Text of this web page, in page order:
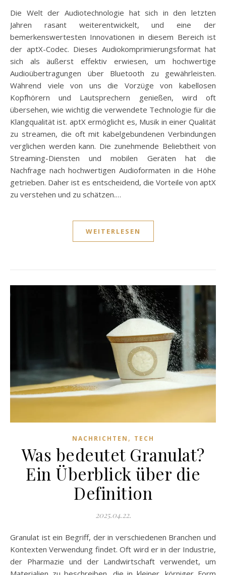
Die Welt der Audiotechnologie hat sich in den letzten
Jahren rasant weiterentwickelt, und eine der
bemerkenswertesten Innovationen in diesem Bereich ist
der aptX-Codec. Dieses Audiokomprimierungsformat hat
sich als äußerst effektiv erwiesen, um hochwertige
Audioübertragungen über Bluetooth zu gewährleisten.
Während viele von uns die Vorzüge von kabellosen
Kopfhörern und Lautsprechern genießen, wird oft
übersehen, wie wichtig die verwendete Technologie für die
Klangqualität ist. aptX ermöglicht es, Musik in einer Qualität
zu streamen, die oft mit kabelgebundenen Verbindungen
verglichen werden kann. Die zunehmende Beliebtheit von
Streaming-Diensten und mobilen Geräten hat die
Nachfrage nach hochwertigen Audioformaten in die Höhe
getrieben. Daher ist es entscheidend, die Vorteile von aptX
zu verstehen und zu schätzen.…
WEITERLESEN
NACHRICHTEN , TECH
Was bedeutet Granulat?
Ein Überblick über die
Definition
2025.04.22.
Granulat ist ein Begriff, der in verschiedenen Branchen und
Kontexten Verwendung findet. Oft wird er in der Industrie,
der Pharmazie und der Landwirtschaft verwendet, um